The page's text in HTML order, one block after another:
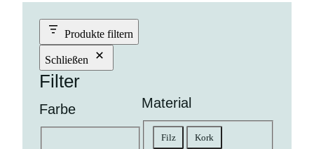
Produkte filtern
Schließen
Filter
Farbe Material
Material
Filz Kork